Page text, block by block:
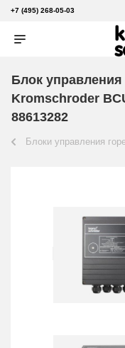
+7 (495) 268-05-03
Блок управления
Kromschroder
88613282
Блоки управления